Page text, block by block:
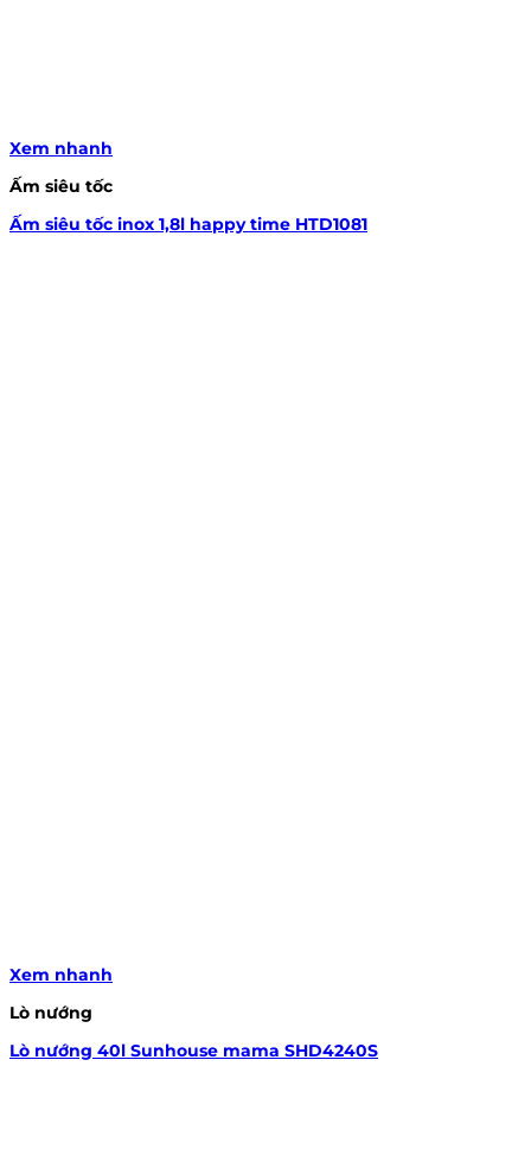
Xem nhanh
Ấm siêu tốc
Ấm siêu tốc inox 1,8l happy time HTD1081
Xem nhanh
Lò nướng
Lò nướng 40l Sunhouse mama SHD4240S